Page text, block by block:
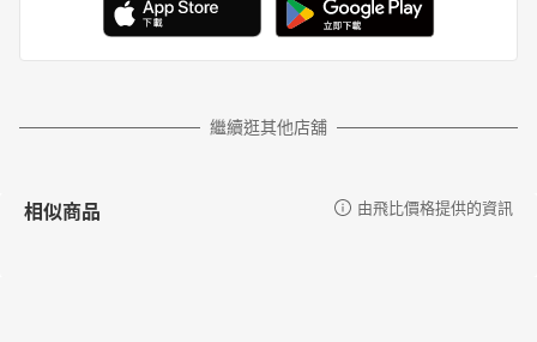
繼續逛其他店舖
相似商品 由飛比價格提供的資訊